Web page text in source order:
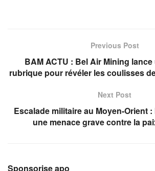
Previous Post
BAM ACTU : Bel Air Mining
rubrique pour révéler les coulisses
Next Post
Escalade militaire au Moyen-Orient :
une menace grave contre la
Sponsorise apo